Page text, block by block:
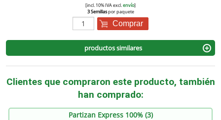
[incl. 10% IVA excl.envío]
3 Semillaspor paquete
Comprar
productos similares
Clientes que compraron este producto, también
han comprado:
Partizan Express 100% (3)